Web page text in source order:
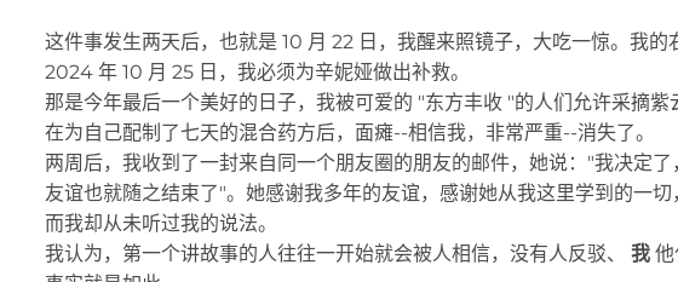
这件事发生两天后，也就是 10 月 22 日，我醒来照镜子，大吃一惊。我的
2024 年 10 月 25 日，我必须为辛妮娅做出补救。
那是今年最后一个美好的日子，我被可爱的 "东方丰收 "的人们允许采摘紫
在为自己配制了七天的混合药方后，面瘫--相信我，非常严重--消失了。
两周后，我收到了一封来自同一个朋友圈的朋友的邮件，她说："我决定
友谊也就随之结束了"。她感谢我多年的友谊，感谢她从我这里学到的一切
而我却从未听过我的说法。
我认为，第一个讲故事的人往往一开始就会被人相信，没有人反驳、 我 他